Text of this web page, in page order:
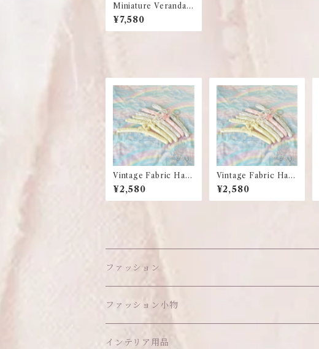
Miniature Veranda
Wall Decoration
¥7,580
Vintage Fabric Han
gers
¥2,580
Vintage Fabric Han
gers
¥2,580
ファッション
ワンピース
アウター
ファッション小物
ヘッドアイテム
インテリア用品